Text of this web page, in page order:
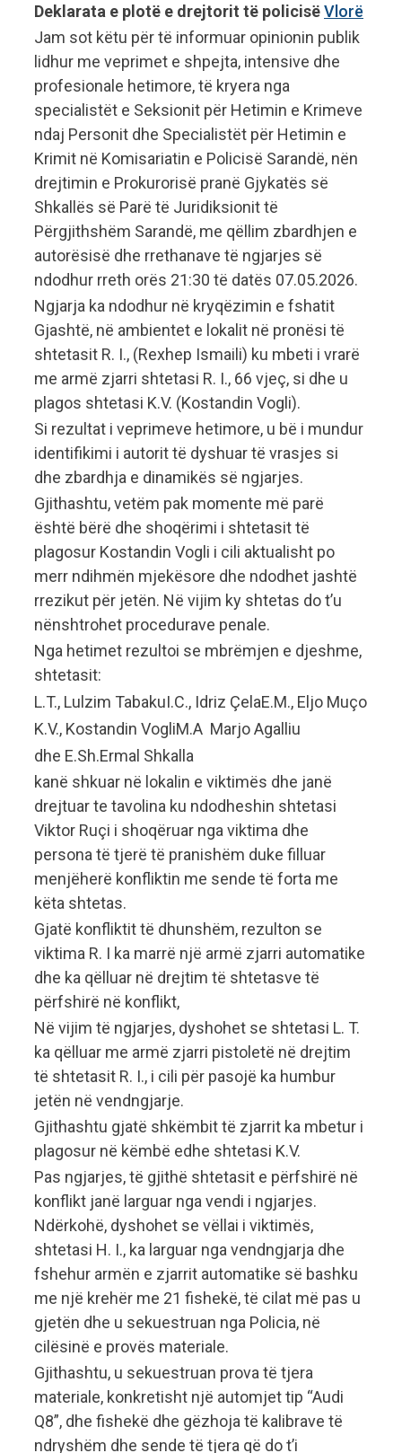
Deklarata e plotë e drejtorit të policisëVlorë
Jam sot këtu për të informuar opinionin publik
lidhur me veprimet e shpejta, intensive dhe
profesionale hetimore, të kryera nga
specialistët e Seksionit për Hetimin e Krimeve
ndaj Personit dhe Specialistët për Hetimin e
Krimit në Komisariatin e Policisë Sarandë, nën
drejtimin e Prokurorisë pranë Gjykatës së
Shkallës së Parë të Juridiksionit të
Përgjithshëm Sarandë, me qëllim zbardhjen e
autorësisë dhe rrethanave të ngjarjes së
ndodhur rreth orës 21:30 të datës 07.05.2026.
Ngjarja ka ndodhur në kryqëzimin e fshatit
Gjashtë, në ambientet e lokalit në pronësi të
shtetasit R. I., (Rexhep Ismaili) ku mbeti i vrarë
me armë zjarri shtetasi R. I., 66 vjeç, si dhe u
plagos shtetasi K.V. (Kostandin Vogli).
Si rezultat i veprimeve hetimore, u bë i mundur
identifikimi i autorit të dyshuar të vrasjes si
dhe zbardhja e dinamikës së ngjarjes.
Gjithashtu, vetëm pak momente më parë
është bërë dhe shoqërimi i shtetasit të
plagosur Kostandin Vogli i cili aktualisht po
merr ndihmën mjekësore dhe ndodhet jashtë
rrezikut për jetën. Në vijim ky shtetas do t’u
nënshtrohet procedurave penale.
Nga hetimet rezultoi se mbrëmjen e djeshme,
shtetasit:
L.T., Lulzim TabakuI.C., Idriz ÇelaE.M., Eljo Muço
K.V., Kostandin VogliM.A Marjo Agalliu
dhe E.Sh.Ermal Shkalla
kanë shkuar në lokalin e viktimës dhe janë
drejtuar te tavolina ku ndodheshin shtetasi
Viktor Ruçi i shoqëruar nga viktima dhe
persona të tjerë të pranishëm duke filluar
menjëherë konfliktin me sende të forta me
këta shtetas.
Gjatë konfliktit të dhunshëm, rezulton se
viktima R. I ka marrë një armë zjarri automatike
dhe ka qëlluar në drejtim të shtetasve të
përfshirë në konflikt,
Në vijim të ngjarjes, dyshohet se shtetasi L. T.
ka qëlluar me armë zjarri pistoletë në drejtim
të shtetasit R. I., i cili për pasojë ka humbur
jetën në vendngjarje.
Gjithashtu gjatë shkëmbit të zjarrit ka mbetur i
plagosur në këmbë edhe shtetasi K.V.
Pas ngjarjes, të gjithë shtetasit e përfshirë në
konflikt janë larguar nga vendi i ngjarjes.
Ndërkohë, dyshohet se vëllai i viktimës,
shtetasi H. I., ka larguar nga vendngjarja dhe
fshehur armën e zjarrit automatike së bashku
me një krehër me 21 fishekë, të cilat më pas u
gjetën dhe u sekuestruan nga Policia, në
cilësinë e provës materiale.
Gjithashtu, u sekuestruan prova të tjera
materiale, konkretisht një automjet tip “Audi
Q8”, dhe fishekë dhe gëzhoja të kalibrave të
ndryshëm dhe sende të tjera që do t’i